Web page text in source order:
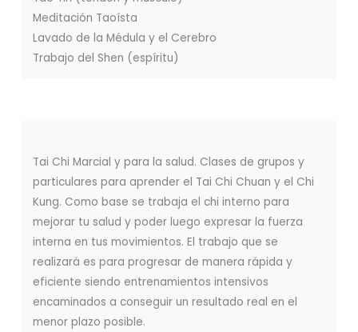
Meditación Taoísta
Lavado de la Médula y el Cerebro
Trabajo del Shen (espíritu)
Tai Chi Marcial y para la salud. Clases de grupos y
particulares para aprender el Tai Chi Chuan y el Chi
Kung. Como base se trabaja el chi interno para
mejorar tu salud y poder luego expresar la fuerza
interna en tus movimientos. El trabajo que se
realizará es para progresar de manera rápida y
eficiente siendo entrenamientos intensivos
encaminados a conseguir un resultado real en el
menor plazo posible.